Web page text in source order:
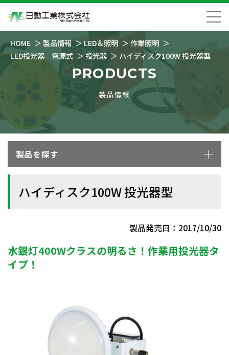
HOME 製品情報 LED＆照明
作業照明
LED投光器 電源式
投光器 ハイディスク100W 投光器型
PRODUCTS
製品情報
製品を探す
ハイディスク100W 投光器型
製品発売日：2017/10/30
水銀灯400Wクラスの明るさ！作業用投光器タ
イプ！